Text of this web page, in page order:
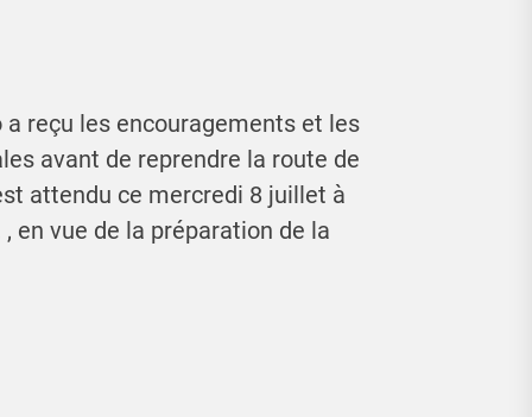
reçu les encouragements et les
avant de reprendre la route de
attendu ce mercredi 8 juillet à
en vue de la préparation de la